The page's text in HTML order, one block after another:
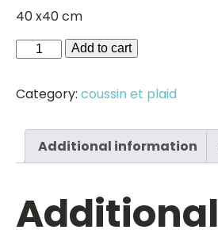
40 x40 cm
Coussin
quantity
Add to cart
Category: coussin et plaid
Additional information
Additional